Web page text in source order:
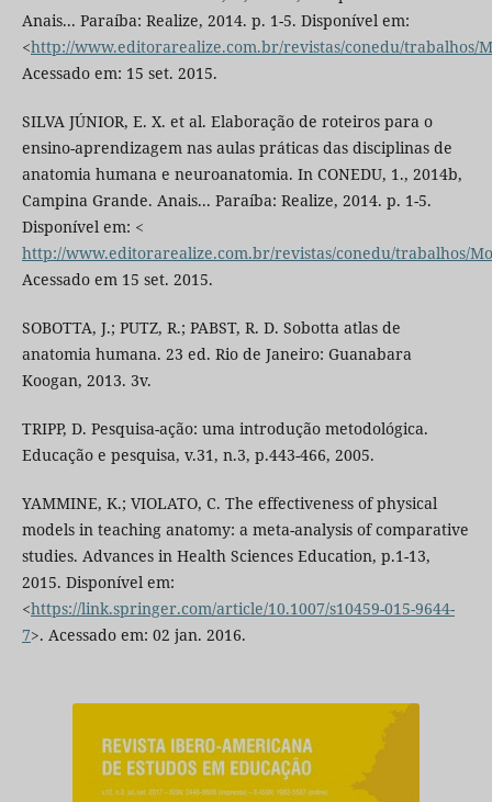
Anais... Paraíba: Realize, 2014. p. 1-5. Disponível em:
<http://www.editorarealize.com.br/revistas/conedu/trabalhos/
Acessado em: 15 set. 2015.
SILVA JÚNIOR, E. X. et al. Elaboração de roteiros para o
ensino-aprendizagem nas aulas práticas das disciplinas de
anatomia humana e neuroanatomia. In CONEDU, 1., 2014b,
Campina Grande. Anais... Paraíba: Realize, 2014. p. 1-5.
Disponível em: <
http://www.editorarealize.com.br/revistas/conedu/trabalhos/
Acessado em 15 set. 2015.
SOBOTTA, J.; PUTZ, R.; PABST, R. D. Sobotta atlas de
anatomia humana. 23 ed. Rio de Janeiro: Guanabara
Koogan, 2013. 3v.
TRIPP, D. Pesquisa-ação: uma introdução metodológica.
Educação e pesquisa, v.31, n.3, p.443-466, 2005.
YAMMINE, K.; VIOLATO, C. The effectiveness of physical
models in teaching anatomy: a meta-analysis of comparative
studies. Advances in Health Sciences Education, p.1-13,
2015. Disponível em:
<https://link.springer.com/article/10.1007/s10459-015-9644-
7>. Acessado em: 02 jan. 2016.